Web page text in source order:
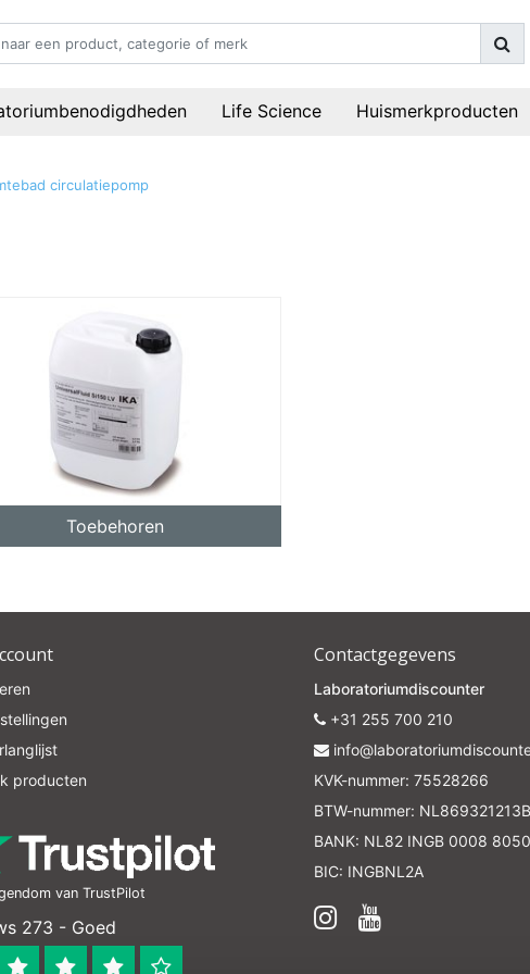
Life Science Huismerkproducten
circulatiepomp
Toebehoren
producten
van TrustPilot
273 - Goed
Contactgegevens
Laboratoriumdiscounter
+31 255 700 210
KVK-nummer: 75528266
BTW-nummer:
BANK: NL82 INGB 0008
BIC: INGBNL2A
10% discount on your next order
chemical products from our own brand 😀
Your discount is valid with a minimum order value of €50.00